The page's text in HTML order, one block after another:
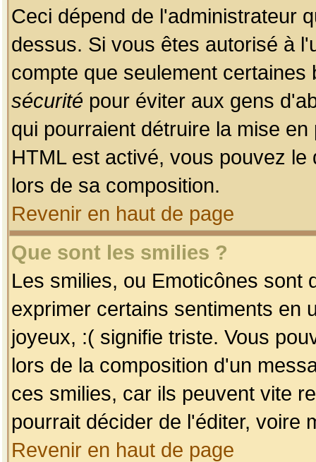
Ceci dépend de l'administrateur
dessus. Si vous êtes autorisé à
compte que seulement
sécurité pour éviter aux gens
qui pourraient détruire la mise
HTML est activé, vous pouvez
lors de sa composition.
Revenir en haut de page
Que sont les smilies ?
Les smilies, ou Emoticônes sont
exprimer certains sentiments en
joyeux, :( signifie triste. Vous
lors de la composition d'un
ces smilies, car ils peuvent vite
pourrait décider de l'éditer, voire
Revenir en haut de page